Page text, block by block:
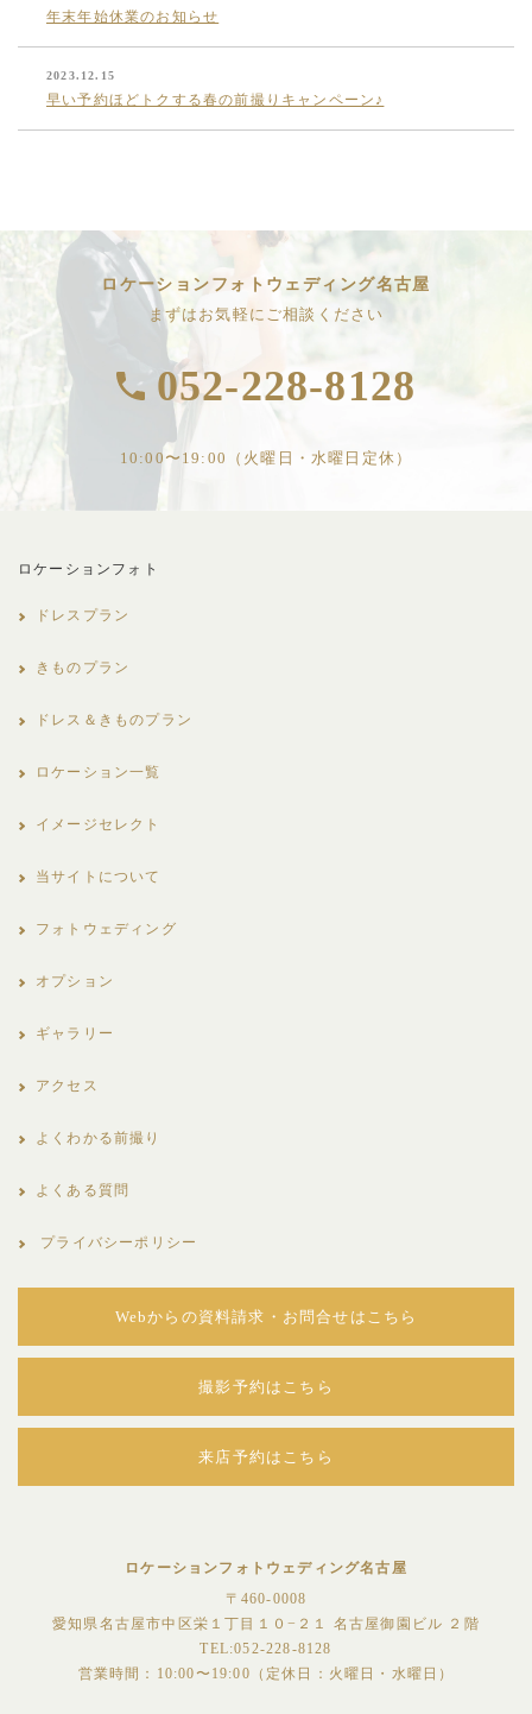
年末年始休業のお知らせ
2023.12.15
早い予約ほどトクする春の前撮りキャンペーン♪
ロケーションフォトウェディング名古屋
まずはお気軽にご相談ください
052-228-8128
10:00〜19:00（火曜日・水曜日定休）
ロケーションフォト
ドレスプラン
きものプラン
ドレス＆きものプラン
ロケーション一覧
イメージセレクト
当サイトについて
フォトウェディング
オプション
ギャラリー
アクセス
よくわかる前撮り
よくある質問
プライバシーポリシー
Webからの資料請求・お問合せはこちら
撮影予約はこちら
来店予約はこちら
ロケーションフォトウェディング名古屋
〒460-0008
愛知県名古屋市中区栄１丁目１０−２１ 名古屋御園ビル ２階
TEL:052-228-8128
営業時間：10:00〜19:00（定休日：火曜日・水曜日）